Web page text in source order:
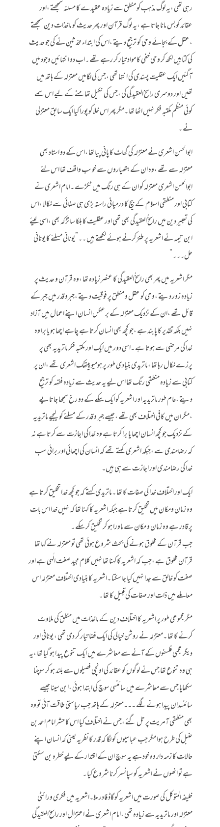
رہی تھی ،یہ لوگ مذہب کو منطق سے زیادہ عقیدے کا مسلئہ سمجھتے ،اور
عقائد کو بس مانا جاتا ہے ،یہ لوگ قرآن اور پھر حدیث کو ماخذات دین سمجھتے
،عقل کے بجائے وحی کو ترجیح دیتے ،اس کی ابتداء محدّثین نے کی جو حدیث
کی کتابیں لکھ کر وحی خفی کا مواد تیار کر رہے تھے ۔اب دو انتہائیں وجود میں
آگئیں ایک عقلیت پسندی کی انتہا تھی ،جس کی لگامیں معتزلہ کے ہاتھ میں
تھیں اور دوسری راسخ العقیدگی کی ،جس کی نکیل تھامنے کے لیے اس سمے
کوئی منظم مکتبہ فکر نہیں اٹھا تھا ۔مگر پھر اس خلا کو پورا کیا ایک سابق معتزلی
نے ۔
ابوالحسن اشعری نے معتزلہ کی گھاٹ کا پانی پیا تھا ،اس کے دو استاد بھی
معتزلہ سے تھے ،وہ ان کے ہتھیاروں سے خوںب واقف تھا اس لئے
ابوالحسن اشعری معتزلہ کو ان کے ہی رنگ میں ٹکڑے ۔امام اشعری نے
کتابی اور منطقی اسلام کے بیچ کا درمیانی راستہ بڑی ہی صفائی سے نکالا ،اس
کی تعبیر دین میں راسخُ العقیدگی بھی تھی اور عقلیت کا ہلکا سا تڑکہ بھی ،اسی لیئے
ابن تیمہ نے اشعریہ پر طنز کرنے ہوئے لکھتے ہیں ۔۔”یونانی مسلئے کا یونانی
حل۔۔۔”
مگر اشعریہ میں پھر بھی راسخُ العقیدگی کا عنصر زیادہ تھا ،وہ قرآن و حدیث پر
زیادہ زور دیتے ،وحی کو عقل و منطق پر فوقیت دیتے ،جبرو قدر میں جبر کے
قائل تھے ،ان کے نزدیک معتزلہ کے برعکس انسان اپنے اعمال میں آزاد
نہیں بلکہ تقدیر کا پابند ہے ،جو کچھ بھی انسان کرتا ہے چاہے اچھا ہو یا برا وہ
خدا کی مرضی سے ہوتا ہے ۔اسی دور میں ایک اور مکتبہ فکر ماتریدیہ بھی پر
پرزے نکال رہا تھا ،ماتریدی بنیادی طور پر ہومیو پیتھک اشعری تھے ،ان پر
کتابی سے زیادہ منطقی رنگ تھا اس لیے یہ حدیث سے زیادہ فقہہ کو ترجیح
دیتے ،عام طور ماتریدیہ اور اشعریہ کو ایک سکے کے دو رخ سمجھا جاتا یے
،مگر ان میں کافی اختلاف بھی تھے ،جیسے جبر و قدر کے مسلئے کو لیجیے ماتریدیہ
کے نزدیک جو کچھ انسان اچھا یا برا کرتا ہے وہ خدا کی اجازت سے کرتا ہے نہ
کہ رضامندی سے ،جبکہ اشعری کہتے تھے کہ انسان کی اچھائی اور برائی سب
خدا کی رضامندی اور اجازت سے ہی ہیں۔
ایک اور اختلاف خدا کی صفات کا تھا ۔ماتریدی کہتے کہ جو کچھ خدا تخلیق کرتا ہے
وہ زمان ومکان میں تخلیق کرتا ہے جبکہ اشعریہ کا کہنا تھا کہ نہیں خدا اس بات
پر قادر ہے وہ زمان و مکان سے ماورا ہو کر تخلیق کر سکے ۔
جب قرآن کے مخلوق ہونے کی بحث شروع ہوئی تھی تو معتزلہ نے کہا تھا
قرآن مخلوق ہے ،جب کہ اشعریہ کا کہنا تھا نہیں کلام مجید صفت الٰہی ہے اور
صفت کو خالق سے جدا نہیں کیا جا سکتا ۔اشعریہ کا بنیادی اختلاف معتزلہ اس
معاملے میں ذات اور صفات کی قبیل کا تھا ۔
مگر مجموعی طور پر اشعریہ کا اختلاف دین کے ماخذات میں منطق کی ملاوٹ
کرنے کا تھا ۔معتزلہ نے روشن خیالی کی ایک فضا تیار کر دی تھی ، یونانی اور
دیگر عجمی فلسفوں کے آنے سے معاشرے میں ایک تنوع پیدا ہو گیا تھا ،یہ
ہی وہ تنوع تھا جس نے لوگوں کو عقائد کی اونچی فصیلوں سے بلند ہو کر سوچنا
سکھایا جس سے معاشرے میں سائنسی سوچ کی ابتدا ہوئی ،ابن سینا جیسے
سائنسدان پیدا ہونے لگے ۔۔۔معتزلہ کے ہاتھ جب ریاستی طاقت آئی تو وہ
بھی منطقی آمریت پر تل گئے ،جس نے اختلاف کیا اس کا حشر امام احمد بن
حنبل کی طرح ہوا مگر جب عباسیوں کو لگا کہ قدر کا نظریہ یعنی کہ انسان اپنے
حالات کا زمہ دار وہ خود ہے یہ سوچ ان کے اقتدار کے لیے خطرہ بن سکتی
ہے تو انھوں نے اشعریہ کو سپانسر کرنا شروع کیا ۔
خلیفہ المتوکل کی صورت میں اشعریہ کو گاڈ فادر ملا۔اشعریہ میں فکری ورائٹی
معتزلہ اور ماتریدیہ سے زیادہ تھی ،امام اشعری نے اعتزال اور راسخ العقیدگی